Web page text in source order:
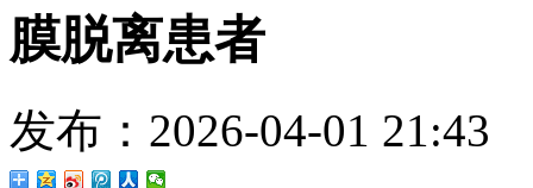
膜脱离患者
发布：2026-04-01